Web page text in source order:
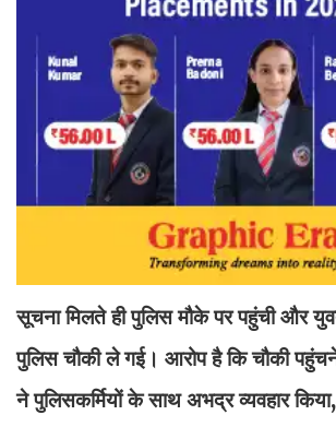
सूचना मिलते ही पुलिस मौके पर पहुंची और
पुलिस चौकी ले गई। आरोप है कि चौकी
ने पुलिसकर्मियों के साथ अभद्र व्यवहार